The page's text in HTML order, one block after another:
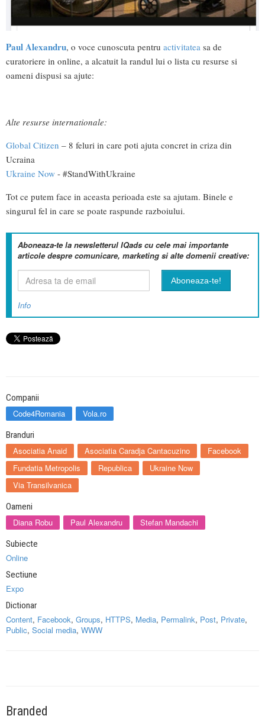
Paul Alexandru, o voce cunoscuta pentru activitatea sa de
curatoriere in online, a alcatuit la randul lui o lista cu resurse si
oameni dispusi sa ajute:
Alte resurse internationale:
Global Citizen – 8 feluri in care poti ajuta concret in criza din
Ucraina
Ukraine Now - #StandWithUkraine
Tot ce putem face in aceasta perioada este sa ajutam. Binele e
singurul fel in care se poate raspunde razboiului.
Aboneaza-te la newsletterul IQads cu cele mai importante
articole despre comunicare, marketing si alte domenii creative:
Info
Companii
Code4Romania Vola.ro
Branduri
Asociatia Anaid Asociatia Caradja Cantacuzino
Facebook
Fundatia Metropolis
Republica
Ukraine Now
Via Transilvanica
Oameni
Diana Robu Paul Alexandru Stefan Mandachi
Subiecte
Online
Sectiune
Expo
Dictionar
Content, Facebook, Groups, HTTPS, Media, Permalink, Post, Private,
Public, Social media, WWW
Branded